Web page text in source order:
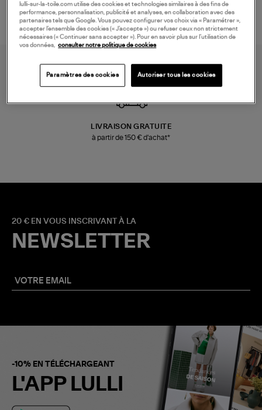
LIVRAISON GRATUITE
à partir de 150 € d'achat*
20 € EN VOUS INSCRIVANT À LA
NEWSLETTER
-10% EN TÉLÉCHARGEANT
L'APP LULLI
lulli-sur-la-toile.com utilise des cookies et technologies similaires à des fins de
performance, personnalisation, publicité et analyses, en collaboration avec des
partenaires tels que Google. Vous pouvez configurer vos choix via « Paramétrer »,
accepter l’ensemble des cookies (« J’accepte ») ou refuser ceux non strictement
nécessaires (« Continuer sans accepter »). Pour en savoir plus sur l’utilisation de
vos données, consulter notre politique de cookies
Paramètres des cookies Autoriser tous les cookies